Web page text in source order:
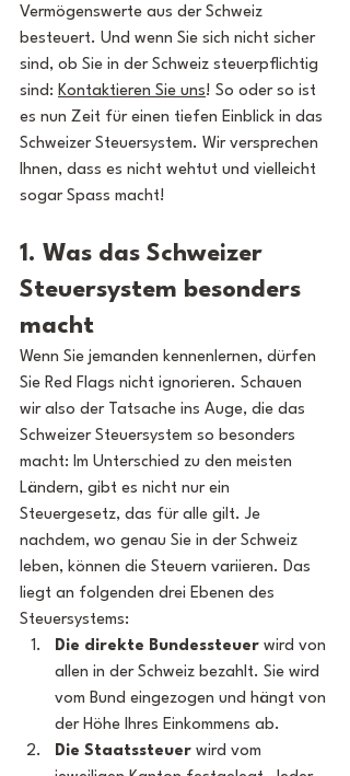
Vermögenswerte aus der Schweiz
besteuert. Und wenn Sie sich nicht sicher
sind, ob Sie in der Schweiz steuerpflichtig
sind: Kontaktieren Sie uns! So oder so ist
es nun Zeit für einen tiefen Einblick in das
Schweizer Steuersystem. Wir versprechen
Ihnen, dass es nicht wehtut und vielleicht
sogar Spass macht!
1. Was das Schweizer
Steuersystem besonders
macht
Wenn Sie jemanden kennenlernen, dürfen
Sie Red Flags nicht ignorieren. Schauen
wir also der Tatsache ins Auge, die das
Schweizer Steuersystem so besonders
macht: Im Unterschied zu den meisten
Ländern, gibt es nicht nur ein
Steuergesetz, das für alle gilt. Je
nachdem, wo genau Sie in der Schweiz
leben, können die Steuern variieren. Das
liegt an folgenden drei Ebenen des
Steuersystems:
Die direkte Bundessteuer wird von
allen in der Schweiz bezahlt. Sie wird
vom Bund eingezogen und hängt von
der Höhe Ihres Einkommens ab.
Die Staatssteuer wird vom